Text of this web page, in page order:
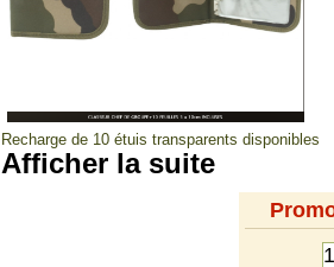
Recharge de 10 étuis transparents disponibles
Afficher la suite